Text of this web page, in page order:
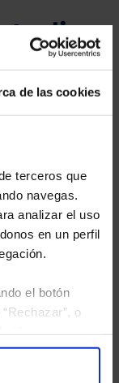
de las cookies
terceros que
navegas.
analizar el uso
en un perfil
el botón
o
los ISINs de
un
costes.